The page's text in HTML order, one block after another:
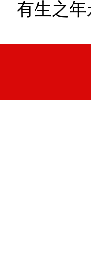
有生之